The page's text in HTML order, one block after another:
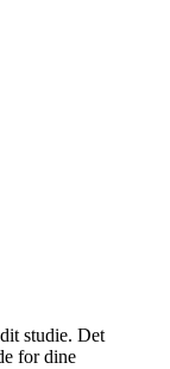
studie. Det
for dine